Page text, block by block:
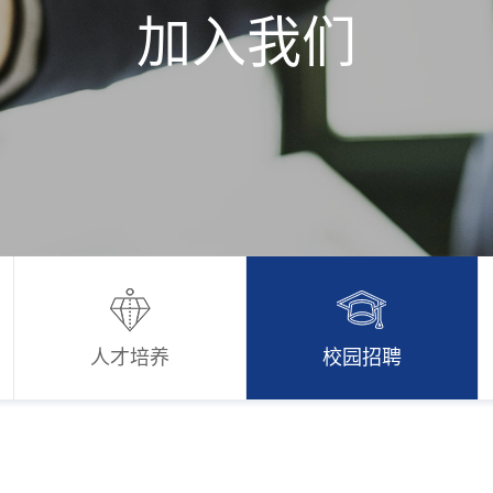
加入我们
人才培养 校园招聘